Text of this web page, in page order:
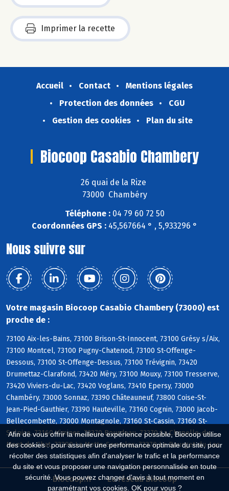
Afin de vous offrir la meilleure expérience possible, Biocoop utilise
des cookies : pour assurer une performance optimale du site, pour
récolter des statistiques afin d'analyser le trafic et la performance
du site et vous proposer une navigation personnalisée en toute
sécurité. Vous pouvez changer d'avis à tout moment en
paramétrant vos cookies. OK pour vous ?
Imprimer la recette
Accueil Contact
Mentions légales
Protection des données
CGU
Gestion des cookies
Plan du site
Biocoop Casabio Chambery
26 quai de la Rize
73000 Chambéry
Téléphone :04 79 60 72 50
Coordonnées GPS : 45,567664 ° , 5,933296 °
Nous suivre sur
Votre magasin Biocoop Casabio Chambery (73000) est
proche de :
73100 Aix-les-Bains, 73100 Brison-St-Innocent, 73100 Grésy s/Aix,
73100 Montcel, 73100 Pugny-Chatenod, 73100 St-Offenge-
Dessous, 73100 St-Offenge-Dessus, 73100 Trévignin, 73420
Drumettaz-Clarafond, 73420 Méry, 73100 Mouxy, 73100 Tresserve,
73420 Viviers-du-Lac, 73420 Voglans, 73410 Epersy, 73000
Chambéry, 73000 Sonnaz, 73390 Châteauneuf, 73800 Coise-St-
Jean-Pied-Gauthier, 73390 Hauteville, 73160 Cognin, 73000 Jacob-
Bellecombette, 73000 Montagnole, 73160 St-Cassin, 73160 St-
Sulpice, 73160 Vimines, 73370 Bourdeau, 73370 La Chapelle-du-
Mont-du-Chat, 73290 La Motte-Servolex, 73370 Le Bourget-du-Lac
Biocoop.fr
Le réseau Biocoop